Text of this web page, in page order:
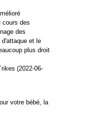
cours des
des
et le
plus droit
(2022-06-
votre bébé, la